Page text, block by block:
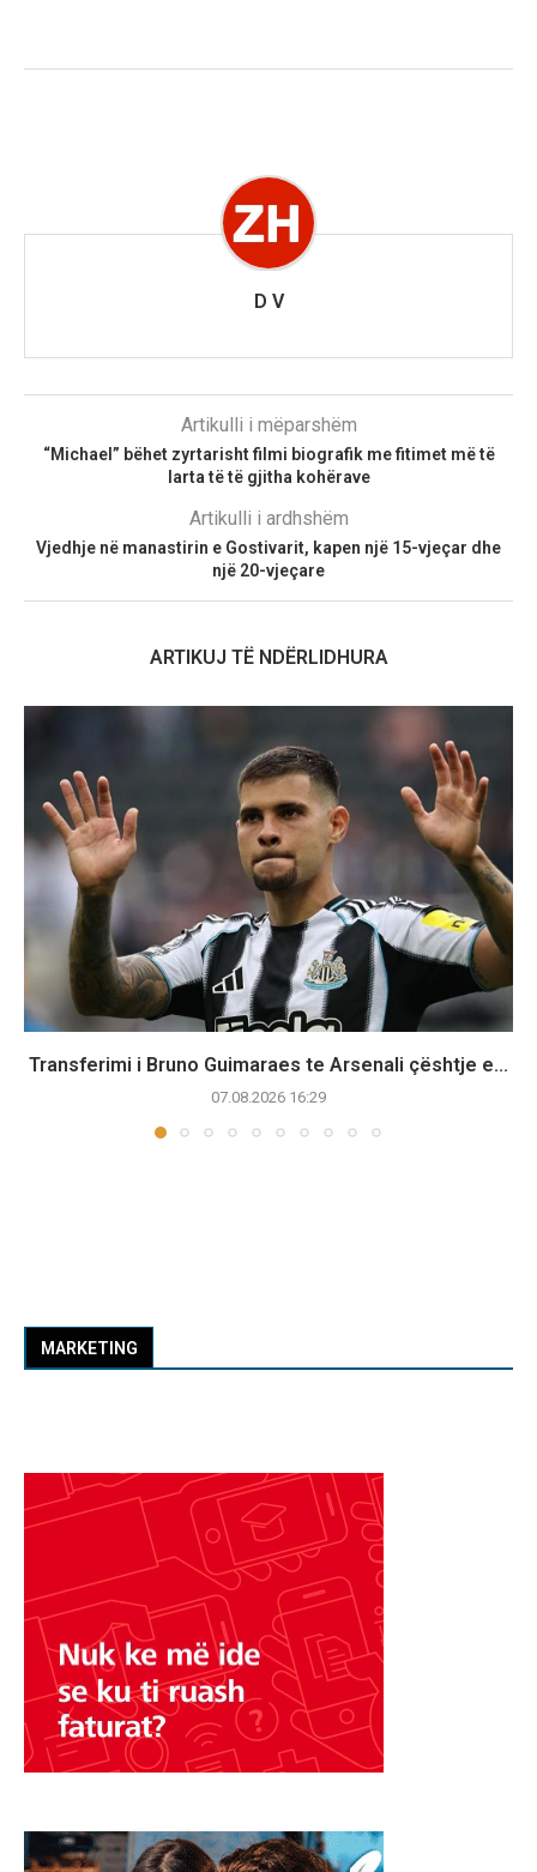
D V
Artikulli i mëparshëm
“Michael” bëhet zyrtarisht filmi biografik me fitimet më të
larta të të gjitha kohërave
Artikulli i ardhshëm
Vjedhje në manastirin e Gostivarit, kapen një 15-vjeçar dhe
një 20-vjeçare
ARTIKUJ TË NDËRLIDHURA
Transferimi i Bruno Guimaraes te Arsenali çështje e...
07.08.2026 16:29
MARKETING